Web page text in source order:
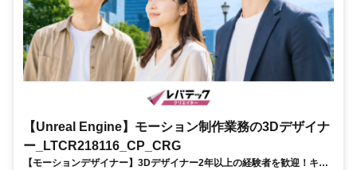
【Unreal Engine】モーション制作業務の3Dデザイナ
ー_LTCR218116_CP_CRG
【モーションデザイナー】3Dデザイナー2年以上の経験者を歓迎！キャ